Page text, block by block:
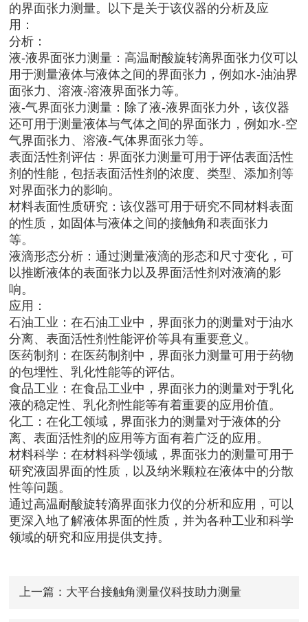
的界面张力测量。以下是关于该仪器的分析及应
用：
分析：
液-液界面张力测量：高温耐酸旋转滴界面张力仪可以
用于测量液体与液体之间的界面张力，例如水-油油界
面张力、溶液-溶液界面张力等。
液-气界面张力测量：除了液-液界面张力外，该仪器
还可用于测量液体与气体之间的界面张力，例如水-空
气界面张力、溶液-气体界面张力等。
表面活性剂评估：界面张力测量可用于评估表面活性
剂的性能，包括表面活性剂的浓度、类型、添加剂等
对界面张力的影响。
材料表面性质研究：该仪器可用于研究不同材料表面
的性质，如固体与液体之间的接触角和表面张力
等。
液滴形态分析：通过测量液滴的形态和尺寸变化，可
以推断液体的表面张力以及界面活性剂对液滴的影
响。
应用：
石油工业：在石油工业中，界面张力的测量对于油水
分离、表面活性剂性能评价等具有重要意义。
医药制剂：在医药制剂中，界面张力测量可用于药物
的包埋性、乳化性能等的评估。
食品工业：在食品工业中，界面张力的测量对于乳化
液的稳定性、乳化剂性能等有着重要的应用价值。
化工：在化工领域，界面张力的测量对于液体的分
离、表面活性剂的应用等方面有着广泛的应用。
材料科学：在材料科学领域，界面张力的测量可用于
研究液固界面的性质，以及纳米颗粒在液体中的分散
性等问题。
通过高温耐酸旋转滴界面张力仪的分析和应用，可以
更深入地了解液体界面的性质，并为各种工业和科学
领域的研究和应用提供支持。
上一篇： 大平台接触角测量仪科技助力测量